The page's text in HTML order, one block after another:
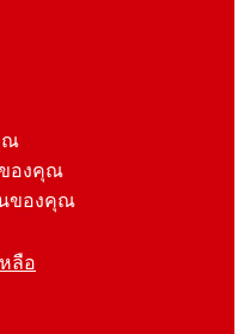
ณ
องคุณ
ของคุณ
ลือ